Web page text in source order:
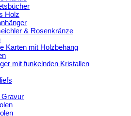
Holz
& Rosenkränze
Karten mit Holzbehang
mit funkelnden Kristallen
Gravur